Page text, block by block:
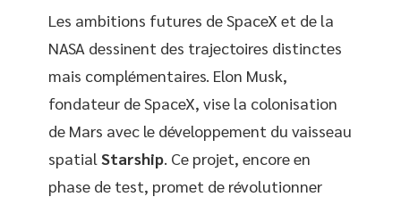
Les ambitions futures de SpaceX et de la
NASA dessinent des trajectoires distinctes
mais complémentaires. Elon Musk,
fondateur de SpaceX, vise la colonisation
de Mars avec le développement du vaisseau
spatialStarship. Ce projet, encore en
phase de test, promet de révolutionner